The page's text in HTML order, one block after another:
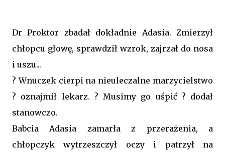
Dr Proktor zbadał dokładnie Adasia. Zmierzył
chłopcu głowę, sprawdził wzrok, zajrzał do nosa
i uszu...
? Wnuczek cierpi na nieuleczalne marzycielstwo
? oznajmił lekarz. ? Musimy go uśpić ? dodał
stanowczo.
Babcia Adasia zamarła z przerażenia, a
chłopczyk wytrzeszczył oczy i patrzył na